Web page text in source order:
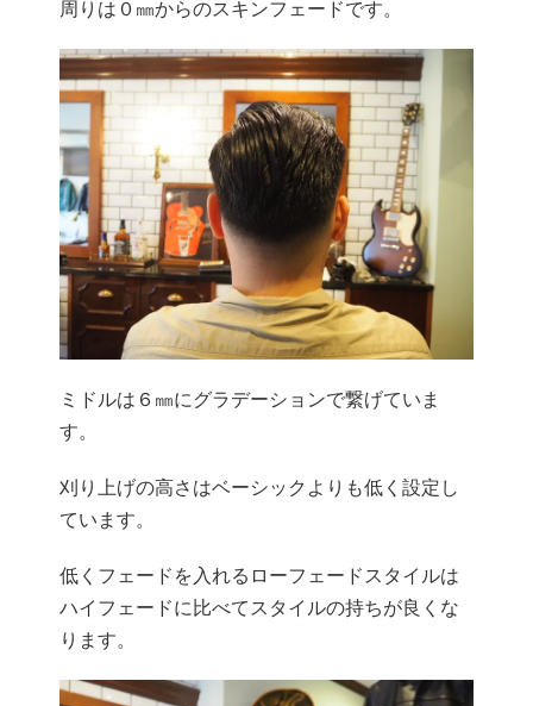
周りは０㎜からのスキンフェードです。
ミドルは６㎜にグラデーションで繋げていま
す。
刈り上げの高さはベーシックよりも低く設定し
ています。
低くフェードを入れるローフェードスタイルは
ハイフェードに比べてスタイルの持ちが良くな
ります。